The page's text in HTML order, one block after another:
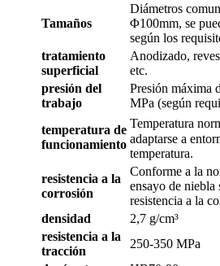
Tamaños
Diámetros
Φ100mm, se
según los
tratamiento
superficial
Anodizado,
etc.
presión del
trabajo
Presión máxima
MPa (según
temperatura de
funcionamiento
Temperatura
adaptarse a
temperatura.
resistencia a la
corrosión
Conforme a la
ensayo de niebla
resistencia a la
densidad
2,7 g/cm³
resistencia a la
tracción
250-350 MPa